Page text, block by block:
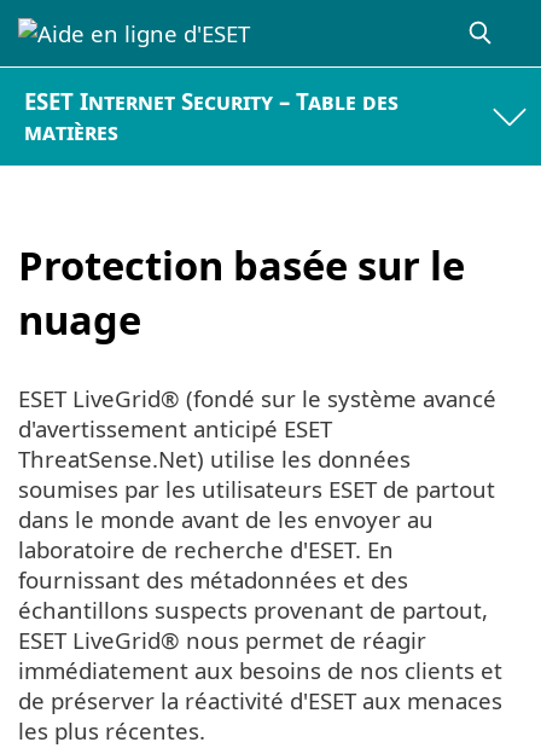
ESET Internet Security – Table des
matières
Protection basée sur le
nuage
ESET LiveGrid® (fondé sur le système avancé
d'avertissement anticipé ESET
ThreatSense.Net) utilise les données
soumises par les utilisateurs ESET de partout
dans le monde avant de les envoyer au
laboratoire de recherche d'ESET. En
fournissant des métadonnées et des
échantillons suspects provenant de partout,
ESET LiveGrid® nous permet de réagir
immédiatement aux besoins de nos clients et
de préserver la réactivité d'ESET aux menaces
les plus récentes.